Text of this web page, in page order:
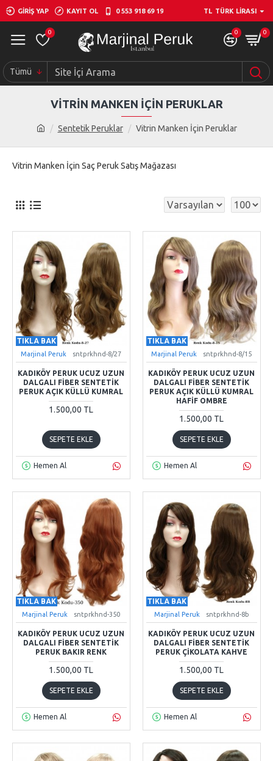
GIRIŞ YAP KAYIT OL 0 553 918 69 19 TL TÜRK LIRASI
0 0 0
Tümü
Sentetik Peruklar Vitrin Manken İçin Peruklar
VITRIN MANKEN İÇIN PERUKLAR
Vitrin Manken İçin Saç Peruk Satış Mağazası
TIKLA BAK
Marjinal Peruk sntprkhnd-8/27
KADIKÖY PERUK UCUZ UZUN
DALGALI FIBER SENTETIK
PERUK AÇIK KÜLLÜ KUMRAL
1.500,00 TL
SEPETE EKLE
Hemen Al
TIKLA BAK
Marjinal Peruk sntprkhnd-8/15
KADIKÖY PERUK UCUZ UZUN
DALGALI FIBER SENTETIK
PERUK AÇIK KÜLLÜ KUMRAL
HAFIF OMBRE
1.500,00 TL
SEPETE EKLE
Hemen Al
TIKLA BAK
Marjinal Peruk sntprkhnd-350
KADIKÖY PERUK UCUZ UZUN
DALGALI FIBER SENTETIK
PERUK BAKIR RENK
1.500,00 TL
SEPETE EKLE
Hemen Al
TIKLA BAK
Marjinal Peruk sntprkhnd-8b
KADIKÖY PERUK UCUZ UZUN
DALGALI FIBER SENTETIK
PERUK ÇIKOLATA KAHVE
1.500,00 TL
SEPETE EKLE
Hemen Al